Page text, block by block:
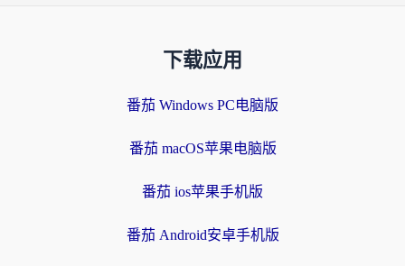
下载应用
番茄 Windows PC电脑版
番茄 macOS苹果电脑版
番茄 ios苹果手机版
番茄 Android安卓手机版